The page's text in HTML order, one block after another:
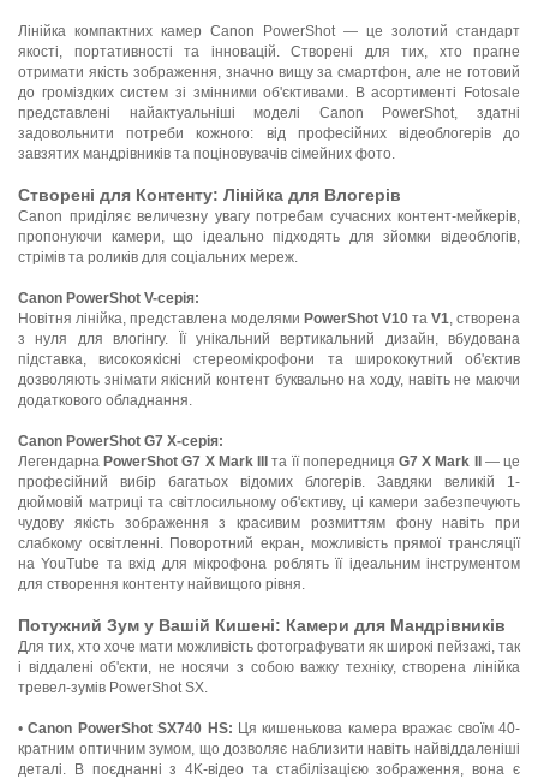
Лінійка компактних камер Canon PowerShot — це золотий стандарт
якості, портативності та інновацій. Створені для тих, хто прагне
отримати якість зображення, значно вищу за смартфон, але не готовий
до громіздких систем зі змінними об'єктивами. В асортименті Fotosale
представлені найактуальніші моделі Canon PowerShot, здатні
задовольнити потреби кожного: від професійних відеоблогерів до
завзятих мандрівників та поціновувачів сімейних фото.
Створені для Контенту: Лінійка для Влогерів
Canon приділяє величезну увагу потребам сучасних контент-мейкерів,
пропонуючи камери, що ідеально підходять для зйомки відеоблогів,
стрімів та роликів для соціальних мереж.
Canon PowerShot V-серія:
Новітня лінійка, представлена моделями PowerShot V10 та V1, створена
з нуля для влогінгу. Її унікальний вертикальний дизайн, вбудована
підставка, високоякісні стереомікрофони та ширококутний об'єктив
дозволяють знімати якісний контент буквально на ходу, навіть не маючи
додаткового обладнання.
Canon PowerShot G7 X-серія:
Легендарна PowerShot G7 X Mark III та її попередниця G7 X Mark II
— це
професійний вибір багатьох відомих блогерів. Завдяки великій 1-
дюймовій матриці та світлосильному об'єктиву, ці камери забезпечують
чудову якість зображення з красивим розмиттям фону навіть при
слабкому освітленні. Поворотний екран, можливість прямої трансляції
на YouTube та вхід для мікрофона роблять її ідеальним інструментом
для створення контенту найвищого рівня.
Потужний Зум у Вашій Кишені: Камери для Мандрівників
Для тих, хто хоче мати можливість фотографувати як широкі пейзажі, так
і віддалені об'єкти, не носячи з собою важку техніку, створена лінійка
тревел-зумів PowerShot SX.
•Canon PowerShot SX740 HS: Ця кишенькова камера вражає своїм 40-
кратним оптичним зумом, що дозволяє наблизити навіть найвіддаленіші
деталі. В поєднанні з 4K-відео та стабілізацією зображення, вона є